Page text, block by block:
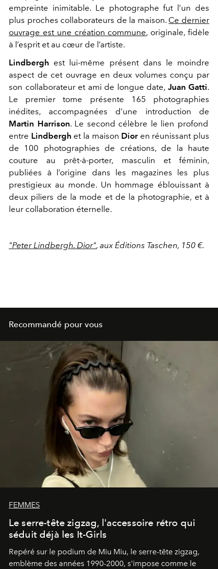
empreinte inimitable. Le photographe fut l’un des
plus proches collaborateurs de la maison. Ce dernier
ouvrage est une création commune, originale, fidèle
à l’esprit et au cœur de l’artiste.
Lindbergh est lui-même présent dans le moindre
aspect de cet ouvrage en deux volumes conçu par
son collaborateur et ami de longue date, Juan Gatti.
Le premier tome présente 165 photographies
inédites, accompagnées d’une introduction de
Martin Harrison. Le second célèbre le lien profond
entre Lindbergh et la maison Dioren réunissant plus
de 100 photographies de créations, de la haute
couture au prêt-à-porter, masculin et féminin,
publiées à l’origine dans les magazines les plus
prestigieux au monde. Un hommage éblouissant à
deux piliers de la mode et de la photographie, et à
leur collaboration éternelle.
"Peter Lindbergh. Dior", aux Éditions Taschen, 150 €.
Recommandé pour vous
FEMMES
Le serre-tête zigzag, l'accessoire rétro qui
séduit déjà les It-Girls
Repéré sur le podium de Miu Miu, le serre-tête zigzag,
emblème des années 1990-2000, s'impose comme le